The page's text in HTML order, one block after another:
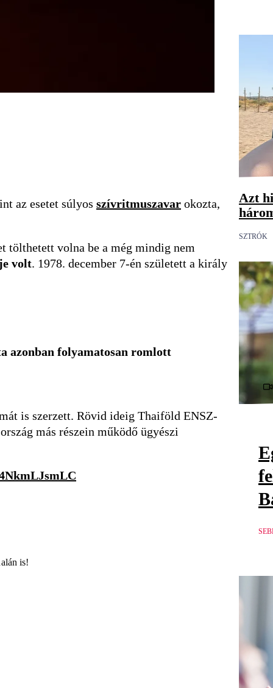
az esetet súlyos szívritmuszavar okozta,
tölthetett volna be a még mindig nem
volt. 1978. december 7-én született a király
azonban folyamatosan romlott
is szerzett. Rövid ideig Thaiföld ENSZ-
más részein működő ügyészi
is!
Azt
SZTRÓK